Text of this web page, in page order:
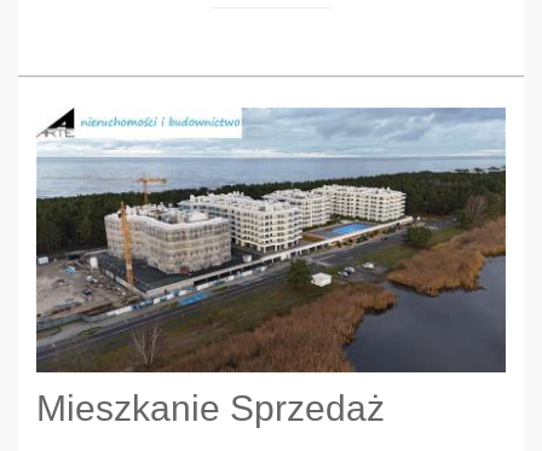
Mieszkanie Sprzedaż